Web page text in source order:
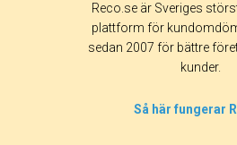
Reco.se är Sveriges
plattform för
sedan 2007 för bättre
kunder.
Så här fungerar